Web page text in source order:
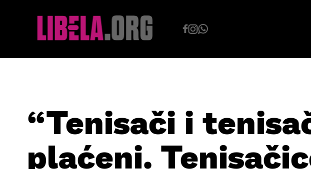
“Tenisači i
plaćeni.